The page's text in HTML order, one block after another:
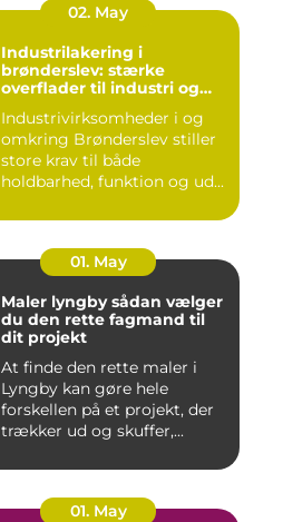
02. May
Industrilakering i
brønderslev: stærke
overflader til industri og
Industrivirksomheder i og
omkring Brønderslev stiller
store krav til både
holdbarhed, funktion og ud...
01. May
Maler lyngby sådan vælger
du den rette fagmand til
dit projekt
At finde den rette maler i
Lyngby kan gøre hele
forskellen på et projekt, der
trækker ud og skuffer,...
01. May